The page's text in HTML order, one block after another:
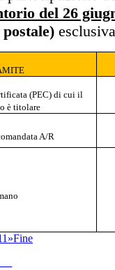
del 26
(PEC) di cui il
è titolare
A/R
»Fine